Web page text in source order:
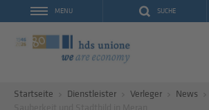
SUCHE
MENU
Startseite Dienstleister Verleger
News